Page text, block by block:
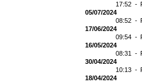
17:52 -
05/07/2024
08:52 -
17/06/2024
09:54 -
16/05/2024
08:31 -
30/04/2024
10:13 -
18/04/2024